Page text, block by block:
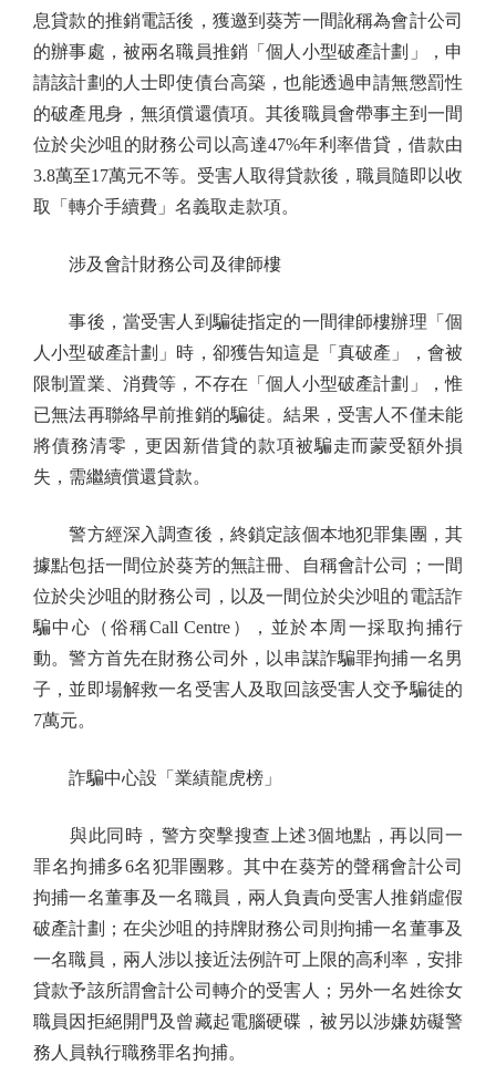
息貸款的推銷電話後，獲邀到葵芳一間訛稱為會計公司
的辦事處，被兩名職員推銷「個人小型破產計劃」，申
請該計劃的人士即使債台高築，也能透過申請無懲罰性
的破產甩身，無須償還債項。其後職員會帶事主到一間
位於尖沙咀的財務公司以高達47%年利率借貸，借款由
3.8萬至17萬元不等。受害人取得貸款後，職員隨即以收
取「轉介手續費」名義取走款項。
涉及會計財務公司及律師樓
事後，當受害人到騙徒指定的一間律師樓辦理「個
人小型破產計劃」時，卻獲告知這是「真破產」，會被
限制置業、消費等，不存在「個人小型破產計劃」，惟
已無法再聯絡早前推銷的騙徒。結果，受害人不僅未能
將債務清零，更因新借貸的款項被騙走而蒙受額外損
失，需繼續償還貸款。
警方經深入調查後，終鎖定該個本地犯罪集團，其
據點包括一間位於葵芳的無註冊、自稱會計公司；一間
位於尖沙咀的財務公司，以及一間位於尖沙咀的電話詐
騙中心（俗稱Call Centre），並於本周一採取拘捕行
動。警方首先在財務公司外，以串謀詐騙罪拘捕一名男
子，並即場解救一名受害人及取回該受害人交予騙徒的
7萬元。
詐騙中心設「業績龍虎榜」
與此同時，警方突擊搜查上述3個地點，再以同一
罪名拘捕多6名犯罪團夥。其中在葵芳的聲稱會計公司
拘捕一名董事及一名職員，兩人負責向受害人推銷虛假
破產計劃；在尖沙咀的持牌財務公司則拘捕一名董事及
一名職員，兩人涉以接近法例許可上限的高利率，安排
貸款予該所謂會計公司轉介的受害人；另外一名姓徐女
職員因拒絕開門及曾藏起電腦硬碟，被另以涉嫌妨礙警
務人員執行職務罪名拘捕。